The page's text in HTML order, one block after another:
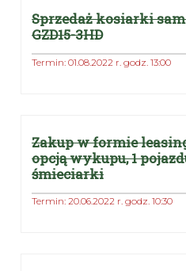
Sprzedaż kosiarki
GZD15-3HD
Termin: 01.08.2022 r. godz. 13:00
Zakup w formie
opcją wykupu, 1
śmieciarki
Termin: 20.06.2022 r. godz. 10:30